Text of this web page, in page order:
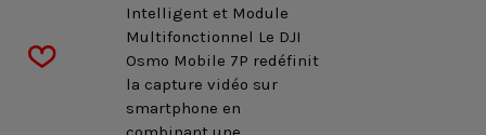
Intelligent et Module
Multifonctionnel Le DJI
Osmo Mobile 7P redéfinit
la capture vidéo sur
smartphone en